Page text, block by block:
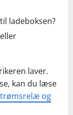
ladeboksen?
eller
laver.
kan du læse
og